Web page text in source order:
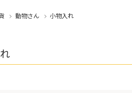
動物さん 小物入れ